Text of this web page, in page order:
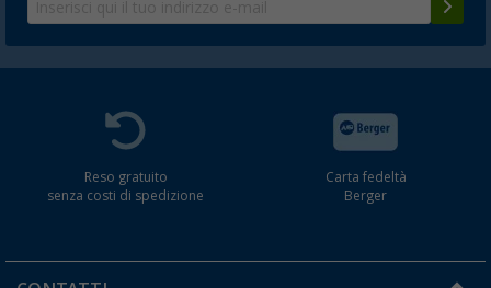
Reso gratuito
senza costi di spedizione
Carta fedeltà
Berger